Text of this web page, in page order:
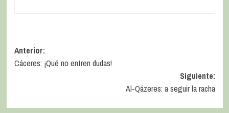
Anterior:
Cáceres: ¡Qué no entren dudas!
Siguiente:
Al-Qázeres: a seguir la racha